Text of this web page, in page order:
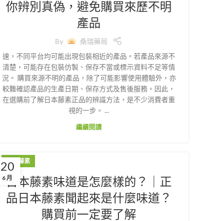
你辨別真偽，避免購買來歷不明
產品
By
桑瑞藥局
速，不同平台均可能出現包裝相近的產品。若產品來源不
清楚，可能存在包裝仿製、保存不當或標示資料不足等情
況。 購買來源不明的產品，除了可能影響使用體驗外，亦
較難確認產品的生產日期、保存方式及售後服務。因此，
在選購前了解日本藤素正品的辨識方法，是不少消費者重
視的一步。 ...
繼續閱讀
20
6 月
日本藤素
日本藤素味道是怎麼樣的？｜正
品日本藤素聞起來是什麼味道？
購買前一定要了解